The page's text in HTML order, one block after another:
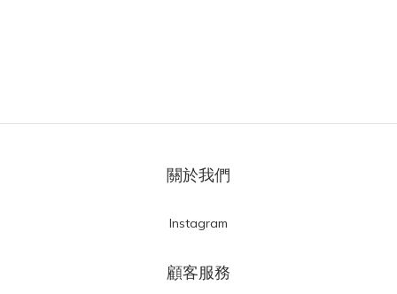
關於我們
Instagram
顧客服務